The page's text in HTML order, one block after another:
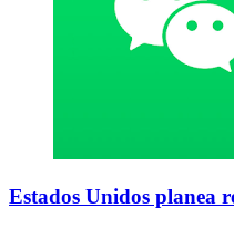
Estados Unidos planea